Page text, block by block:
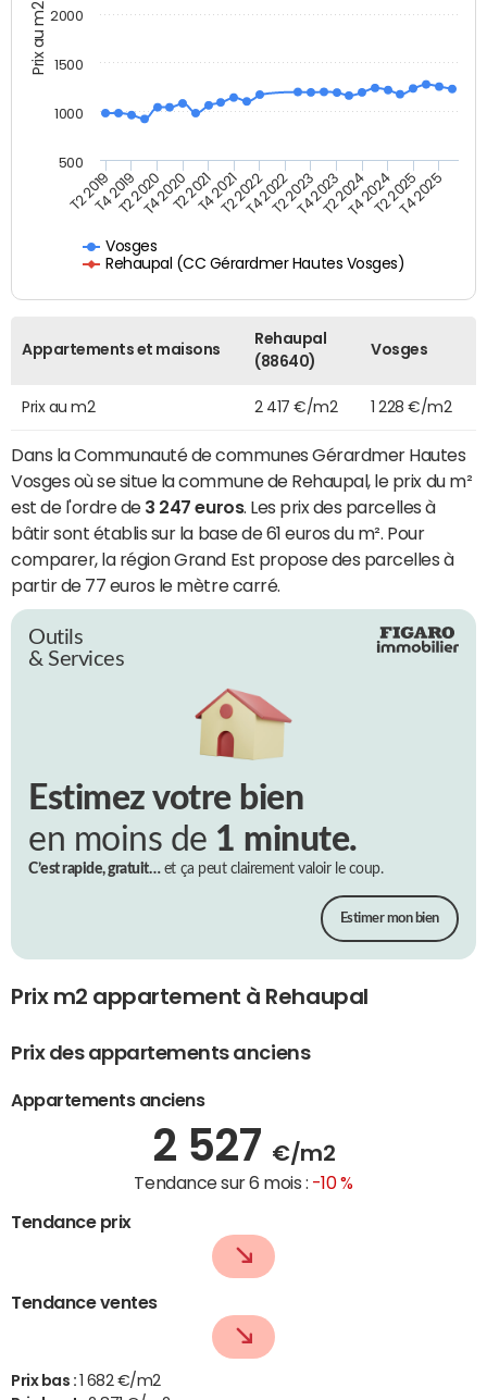
Prix au m2
Vosges
Rehaupal (CC Gérardmer Hautes Vosges)
T2 2019T4 2019T2 2020T4 2020T2 2021T4 2021T2 2022T4 2022T2 2023T4 2023T2 2024T4 2024T2 2025T4 2025
500
1000
1500
2000
Appartements et maisons
Rehaupal
(88640)
Vosges
Prix au m2 2 417 €/m2 1 228 €/m2
Dans la Communauté de communes Gérardmer Hautes
Vosges où se situe la commune de Rehaupal, le prix du m²
est de l'ordre de 3 247 euros. Les prix des parcelles à
bâtir sont établis sur la base de 61 euros du m². Pour
comparer, la région Grand Est propose des parcelles à
partir de 77 euros le mètre carré.
Outils
& Services
Estimez votre bien
en moins de 1 minute.
C’est rapide, gratuit…et ça peut clairement valoir le coup.
Estimer mon bien
Prix m2 appartement à Rehaupal
Prix des appartements anciens
Appartements anciens
2 527 €/m2
Tendance sur 6 mois : -10 %
Tendance prix
Tendance ventes
Prix bas : 1 682 €/m2